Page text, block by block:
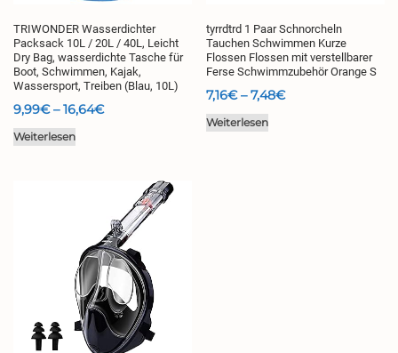
TRIWONDER Wasserdichter
Packsack 10L / 20L / 40L, Leicht
Dry Bag, wasserdichte Tasche für
Boot, Schwimmen, Kajak,
Wassersport, Treiben (Blau, 10L)
9,99€ –16,64€Preisspanne:
Weiterlesen
tyrrdtrd 1 Paar Schnorcheln
Tauchen Schwimmen Kurze
Flossen Flossen mit verstellbarer
Ferse Schwimmzubehör Orange S
7,16€ –7,48€Preisspanne:
Weiterlesen